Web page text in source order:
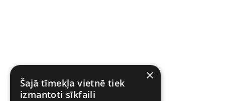
×
Šajā tīmekļa vietnē tiek
izmantoti sīkfaili